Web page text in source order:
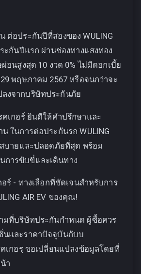
ต่อประกันปีที่สองของ WULING
ะกันปีแรก ผ่านช่องทางแสงทอง
อนสูงสุด 10 งวด 0% ไม่มีดอกเบี้ย
พฤษภาคม 2567 หรือจนกว่าจะ
งจากบริษัทประกันภัย
คเกอร์ ยินดีให้คำปรึกษาและ
ในการต่อประกันรถ WULING
สบายและปลอดภัยที่สุด พร้อม
การขับขี่และเดินทาง
ร์ - ทางเลือกที่ชัดเจนสำหรับการ
AIR EV ของคุณ!
มที่บริษัทประกันกำหนด ผู้ซื้อควร
นและราคาปัจจุบันกับบ
เกอรฺ ขอเปลี่ยนแปลงข้อมูลโดยที่
า